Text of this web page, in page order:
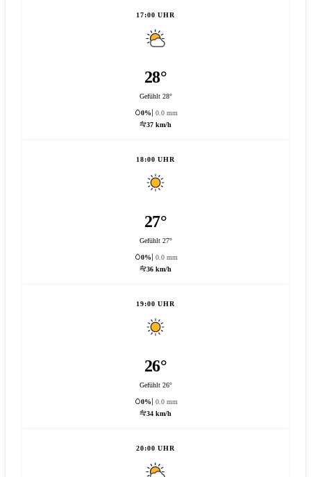
17:00 UHR
28°
Gefühlt 28°
0%
0.0 mm
37 km/h
18:00 UHR
27°
Gefühlt 27°
0%
0.0 mm
36 km/h
19:00 UHR
26°
Gefühlt 26°
0%
0.0 mm
34 km/h
20:00 UHR